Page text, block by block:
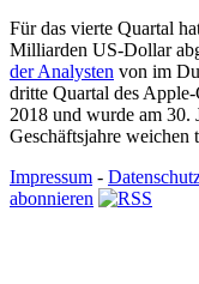
Für das vierte Quartal
Milliarden US-Dollar
der Analysten von im
dritte Quartal des
2018 und wurde am 30.
Geschäftsjahre
Impressum -
abonnieren